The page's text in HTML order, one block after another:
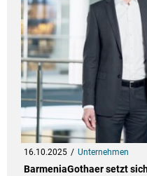
16.10.2025 Unternehmen
BarmeniaGothaer setzt